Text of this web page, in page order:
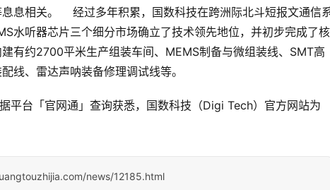
息相关。    经过多年积累，国数科技在跨洲际北斗短报文通信
水听器芯片三个细分市场确立了技术领先地位，并初步完成了核
有约2700平米生产组装车间、MEMS制备与微组装线、SMT高
线、雷达声呐装备修理调试线等。
平台「官网通」查询获悉，国数科技（Digi Tech）官方网站为
news/12185.html